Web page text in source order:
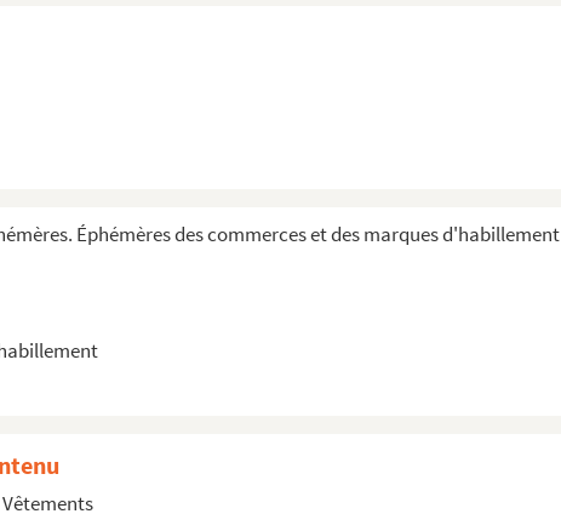
Éphémères des commerces et des marques d'habillement
Vêtements